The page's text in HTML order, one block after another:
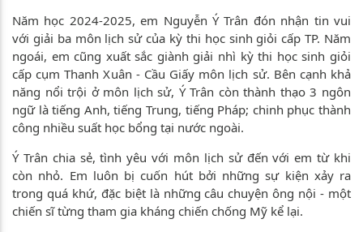
Năm học 2024-2025, em Nguyễn Ý Trân đón nhận tin vui
với giải ba môn lịch sử của kỳ thi học sinh giỏi cấp TP. Năm
ngoái, em cũng xuất sắc giành giải nhì kỳ thi học sinh giỏi
cấp cụm Thanh Xuân - Cầu Giấy môn lịch sử. Bên cạnh khả
năng nổi trội ở môn lịch sử, Ý Trân còn thành thạo 3 ngôn
ngữ là tiếng Anh, tiếng Trung, tiếng Pháp; chinh phục thành
công nhiều suất học bổng tại nước ngoài.
Ý Trân chia sẻ, tình yêu với môn lịch sử đến với em từ khi
còn nhỏ. Em luôn bị cuốn hút bởi những sự kiện xảy ra
trong quá khứ, đặc biệt là những câu chuyện ông nội - một
chiến sĩ từng tham gia kháng chiến chống Mỹ kể lại.